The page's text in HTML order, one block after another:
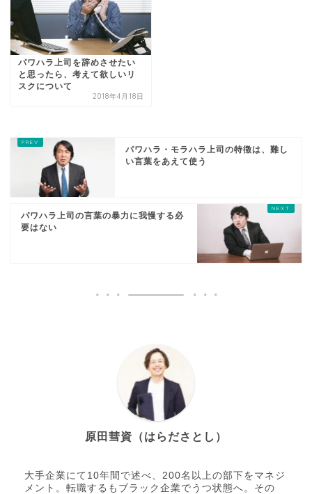
パワハラ上司を辞めさせたい
と思ったら、考えて欲しいリ
スクについて
2018年4月18日
パワハラ・モラハラ上司の特徴は、難し
い言葉をあえて使う
パワハラ上司の言葉の暴力に我慢する必
要はない
原田彗資（はらださとし）
大手企業にて10年間で述べ、200名以上の部下をマネジ
メント。転職するもブラック企業でうつ状態へ。その